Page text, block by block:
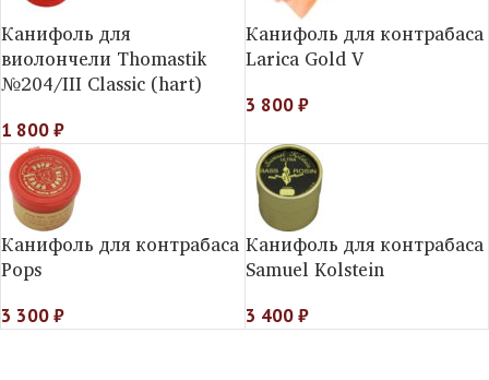
Канифоль для
виолончели Thomastik
№204/III Classic (hart)
1 800₽
Канифоль для контрабаса
Larica Gold V
3 800₽
Канифоль для контрабаса
Pops
3 300₽
Канифоль для контрабаса
Samuel Kolstein
3 400₽